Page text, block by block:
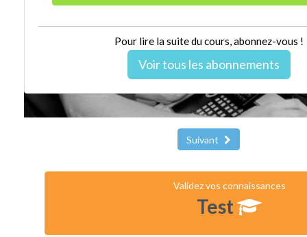
Pour lire la suite du cours, abonnez-vous !
Voir tous les abonnements
Suivant
Validez vos connaissances
Test